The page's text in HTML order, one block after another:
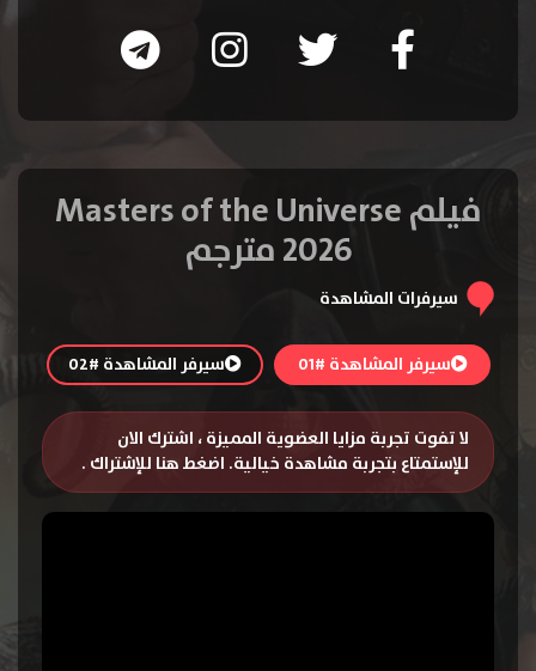
فيلم Masters of the Universe
2026 مترجم
سيرفرات المشاهدة
سيرفر المشاهدة #01 سيرفر المشاهدة #02
لا تفوت تجربة مزايا العضوية المميزة ، اشترك الان
للإستمتاع بتجربة مشاهدة خيالية. اضغط هنا للإشتراك .